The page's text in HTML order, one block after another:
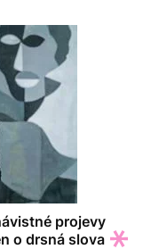
projevy
o drsná slova